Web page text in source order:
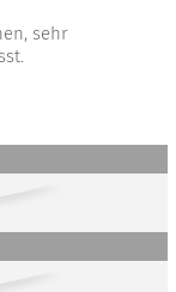
sehr